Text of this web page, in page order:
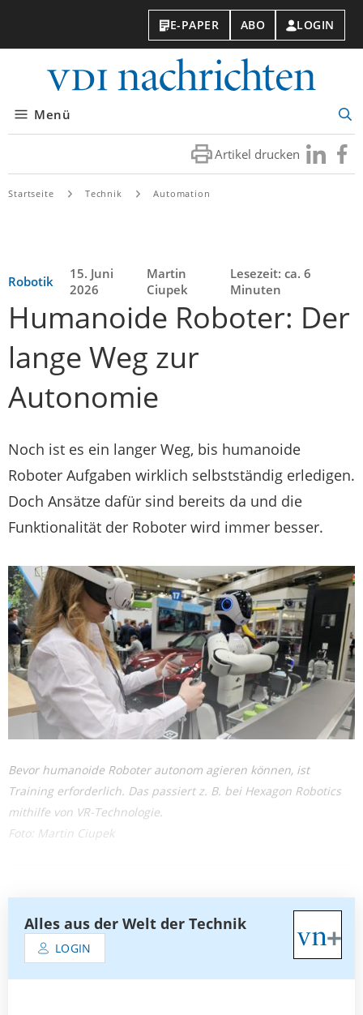
E-PAPER ABO LOGIN
Menü
Artikel drucken Besuchen
Sie
Sie
Startseite Technik Automation
Robotik
15. Juni
2026
Martin
Ciupek
Lesezeit: ca. 6
Minuten
Humanoide Roboter: Der
lange Weg zur
Autonomie
Noch ist es ein langer Weg, bis humanoide
Roboter Aufgaben wirklich selbstständig erledigen.
Doch Ansätze dafür sind bereits da und die
Funktionalität der Roboter wird immer besser.
Bevor humanoide Roboter autonom agieren können, ist
Training erforderlich. Das passiert z. B. bei Hexagon Robotics
mithilfe von VR-Technologie.
Foto: Martin Ciupek
Alles aus der Welt der Technik
LOGIN